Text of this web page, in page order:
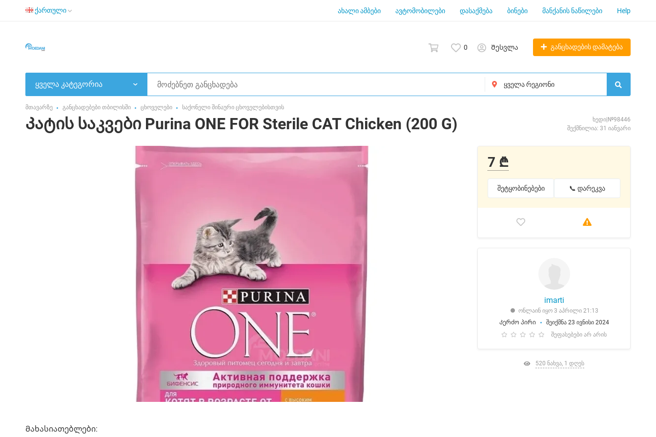
ქართული ახალი ამბები ავტომობილები დასაქმება ბინები მანქანის ნაწილები Help
0 Შესვლა განცხადების დამატება
ყველა კატეგორია
მთავარზე განცხადებები თბილისში ცხოველები საქონელი შინაური ცხოველებისთვის
Კატის საკვები Purina ONE FOR Sterile CAT Chicken (200 G)
ხედი|№98446
შექმნილია: 31 იანვარი
Მახასიათებლები:
7 ₾
შეტყობინებები 📞 დარეკვა
imarti
ონლაინ იყო 3 აპრილი 21:13
Კერძო პირი
შეიქმნა 23 ივნისი 2024
შეფასებები არ არის
520 ნახვა, 1 დღეს